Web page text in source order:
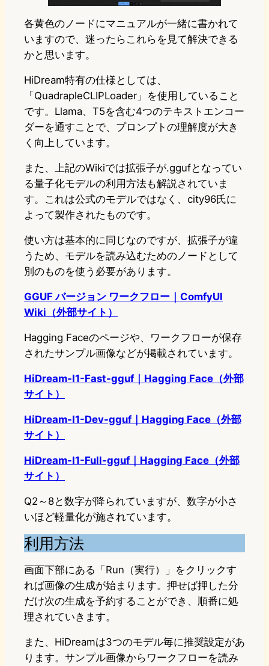
各黄色のノードにマニュアルが一緒に書かれて
いますので、迷ったらこれらを見て解決できる
かと思います。
HiDream特有の仕様としては、
「QuadrapleCLIPLoader」を使用していること
です。Llama、T5を含む4つのテキストエンコー
ダーを通すことで、プロンプトの理解度が大き
く向上しています。
また、上記のWikiでは拡張子が.ggufとなってい
る量子化モデルの利用方法も解説されていま
す。これは公式のモデルではなく、city96氏に
よって製作されたものです。
使い方は基本的に同じなのですが、拡張子が違
うため、モデルを読み込むためのノードとして
別のものを使う必要があります。
GGUF バージョン ワークフロー｜ComfyUI
Wiki（外部サイト）
Hagging Faceのページや、ワークフローが保存
されたサンプル画像などが掲載されています。
HiDream-I1-Fast-gguf｜Hagging Face（外部
サイト）
HiDream-I1-Dev-gguf｜Hagging Face（外部
サイト）
HiDream-I1-Full-gguf｜Hagging Face（外部
サイト）
Q2～8と数字が降られていますが、数字が小さ
いほど軽量化が施されています。
利用方法
画面下部にある「Run（実行）」をクリックす
れば画像の生成が始まります。押せば押した分
だけ次の生成を予約することができ、順番に処
理されていきます。
また、HiDreamは3つのモデル毎に推奨設定があ
ります。サンプル画像からワークフローを読み